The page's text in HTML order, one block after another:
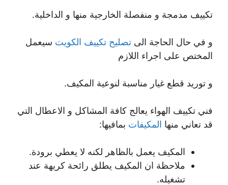
تكييف مدمجة و منفصلة الخارجية منها و الداخلية.
و في حال الحاجة الى تصليح تكييف الكويت سيعمل
المختص على اجراء اللازم
و توريد قطع غيار مناسبة لنوعية المكيف.
فني تكييف الهواء يعالج كافة المشاكل و الاعطال التي
قد تعاني منها المكيفات بمافيها:
المكيف يعمل بالظاهر لكنه لا يعطي برودة.
ملاحظة ان المكيف يطلق رائحة كريهة عند
تشغيله.